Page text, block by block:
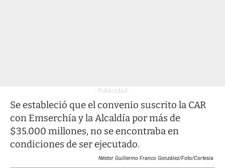
- Publicidad -
Se estableció que el convenio suscrito la CAR
con Emserchía y la Alcaldía por más de
$35.000 millones, no se encontraba en
condiciones de ser ejecutado.
Néstor Guillermo Franco González/Foto/Cortesía.